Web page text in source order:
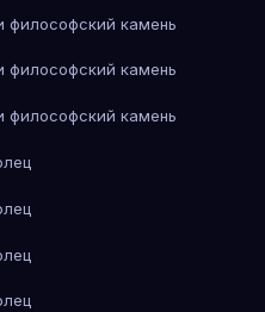
философский камень
философский камень
философский камень